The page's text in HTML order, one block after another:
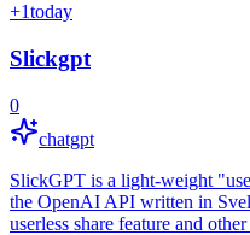
+1today
Slickgpt
0
chatgpt
SlickGPT is a light-weight
the OpenAI API written in
userless share feature and